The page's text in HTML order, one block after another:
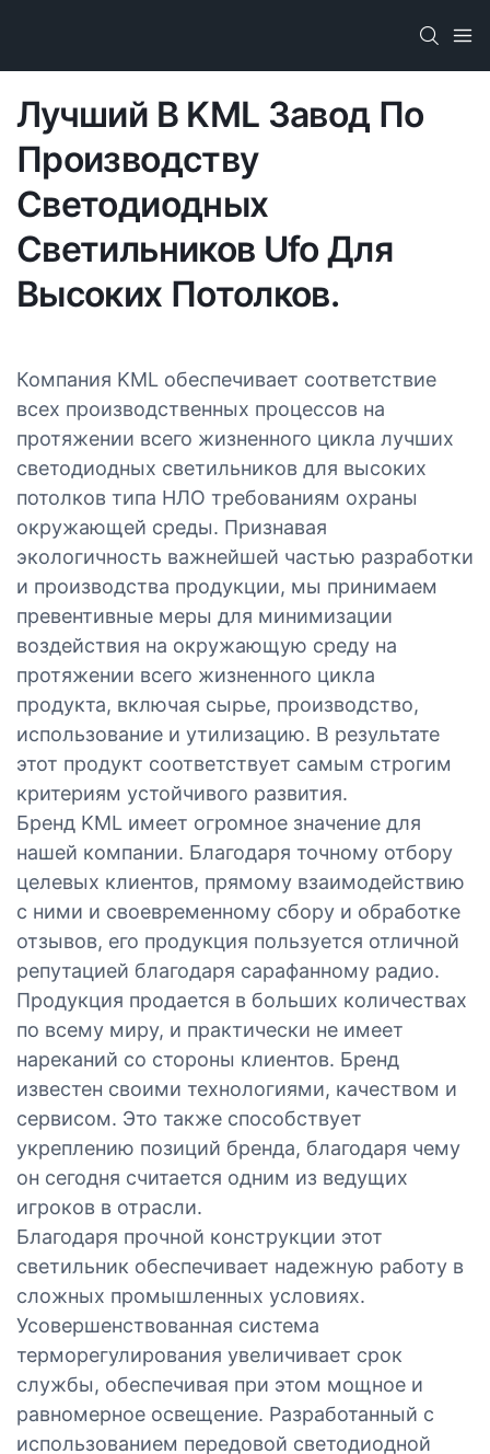
Лучший В KML Завод По
Производству
Светодиодных
Светильников Ufo Для
Высоких Потолков.
Компания KML обеспечивает соответствие
всех производственных процессов на
протяжении всего жизненного цикла лучших
светодиодных светильников для высоких
потолков типа НЛО требованиям охраны
окружающей среды. Признавая
экологичность важнейшей частью разработки
и производства продукции, мы принимаем
превентивные меры для минимизации
воздействия на окружающую среду на
протяжении всего жизненного цикла
продукта, включая сырье, производство,
использование и утилизацию. В результате
этот продукт соответствует самым строгим
критериям устойчивого развития.
Бренд KML имеет огромное значение для
нашей компании. Благодаря точному отбору
целевых клиентов, прямому взаимодействию
с ними и своевременному сбору и обработке
отзывов, его продукция пользуется отличной
репутацией благодаря сарафанному радио.
Продукция продается в больших количествах
по всему миру, и практически не имеет
нареканий со стороны клиентов. Бренд
известен своими технологиями, качеством и
сервисом. Это также способствует
укреплению позиций бренда, благодаря чему
он сегодня считается одним из ведущих
игроков в отрасли.
Благодаря прочной конструкции этот
светильник обеспечивает надежную работу в
сложных промышленных условиях.
Усовершенствованная система
терморегулирования увеличивает срок
службы, обеспечивая при этом мощное и
равномерное освещение. Разработанный с
использованием передовой светодиодной